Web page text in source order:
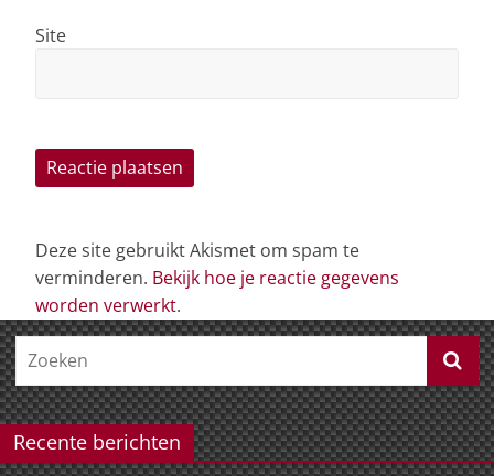
Site
Deze site gebruikt Akismet om spam te
verminderen. Bekijk hoe je reactie gegevens
worden verwerkt.
Recente berichten